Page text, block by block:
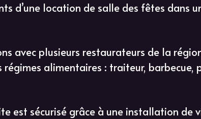
d’une location de salle des fêtes dans
avec plusieurs restaurateurs de la
alimentaires : traiteur, barbecue,
est sécurisé grâce à une installation de